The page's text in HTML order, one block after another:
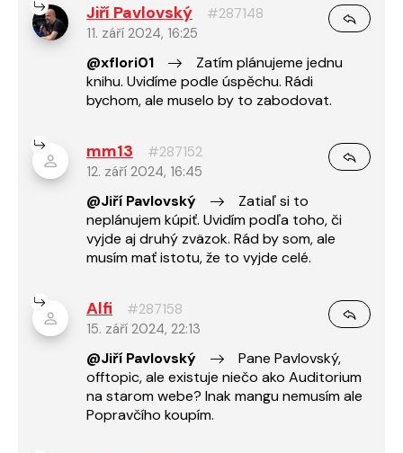
Jiří Pavlovský
#287148
11. září 2024, 16:25
@xflori01
Zatím plánujeme jednu
knihu. Uvidíme podle úspěchu. Rádi
bychom, ale muselo by to zabodovat.
mm13
#287152
12. září 2024, 16:45
@Jiří Pavlovský
Zatiaľ si to
neplánujem kúpiť. Uvidím podľa toho, či
vyjde aj druhý zväzok. Rád by som, ale
musím mať istotu, že to vyjde celé.
Alfi
#287158
15. září 2024, 22:13
@Jiří Pavlovský
Pane Pavlovský,
offtopic, ale existuje niečo ako Auditorium
na starom webe? Inak mangu nemusím ale
Popravčího koupím.